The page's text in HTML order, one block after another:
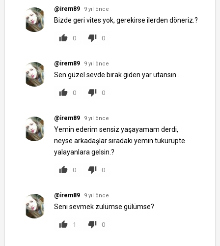
@irem89 9 yıl önce
Bizde geri vites yok, gerekirse ilerden döneriz.?
0 0
@irem89 9 yıl önce
Sen güzel sevde bırak giden yar utansın...
0 0
@irem89 9 yıl önce
Yemin ederim sensiz yaşayamam derdi,
neyse arkadaşlar sıradaki yemin tükürüpte
yalayanlara gelsin.?
0 0
@irem89 9 yıl önce
Seni sevmek zulümse gülümse?
1 0